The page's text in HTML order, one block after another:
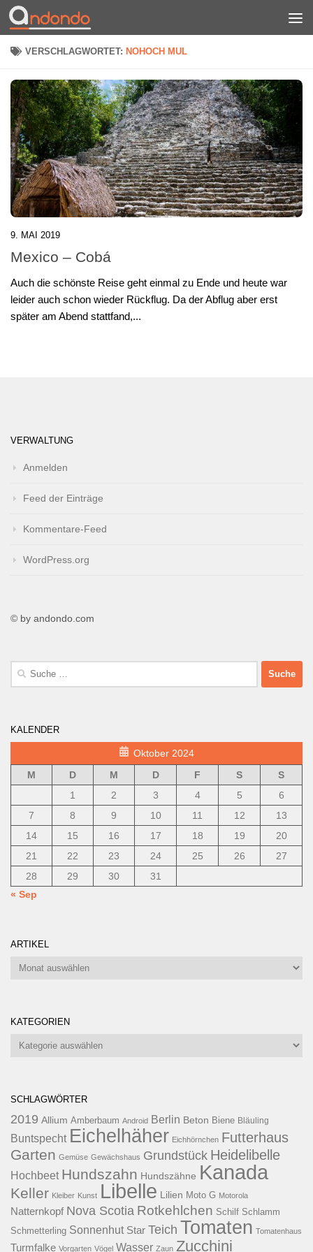
Zum Inhalt springen
VERSCHLAGWORTET: NOHOCH MUL
9. MAI 2019
Mexico – Cobá
Auch die schönste Reise geht einmal zu Ende und heute war
leider auch schon wieder Rückflug. Da der Abflug aber erst
später am Abend stattfand,...
VERWALTUNG
Anmelden
Feed der Einträge
Kommentare-Feed
WordPress.org
© by andondo.com
Suche
KALENDER
Oktober 2024
M
D M D F S
S
1
2 3 4 5
6
7
8 9 10 11 12
13
14
15 16 17 18 19
20
21
22 23 24 25 26
27
28
29 30
31
« Sep
ARTIKEL
Artikel
KATEGORIEN
Kategorien
SCHLAGWÖRTER
2019 Allium Amberbaum Android Berlin Beton Biene Bläuling
Buntspecht Eichelhäher Eichhörnchen Futterhaus
Garten Gemüse Gewächshaus Grundstück Heidelibelle
Hochbeet Hundszahn Hundszähne Kanada
Keller Kleiber Kunst Libelle Lilien Moto G Motorola
Natternkopf Nova Scotia Rotkehlchen Schilf Schlamm
Schmetterling Sonnenhut Star Teich Tomaten Tomatenhaus
Turmfalke Vorgarten Vögel Wasser Zaun Zucchini